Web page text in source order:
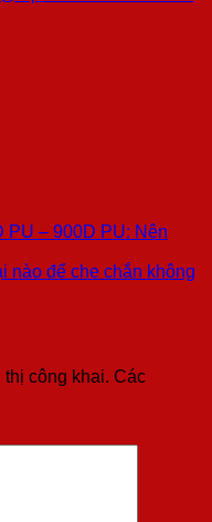
PU – 900D PU: Nên
nào để che chắn không
công khai. Các